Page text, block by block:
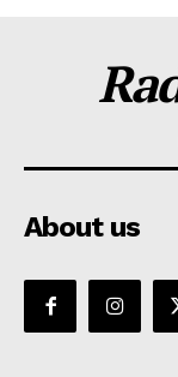
About us